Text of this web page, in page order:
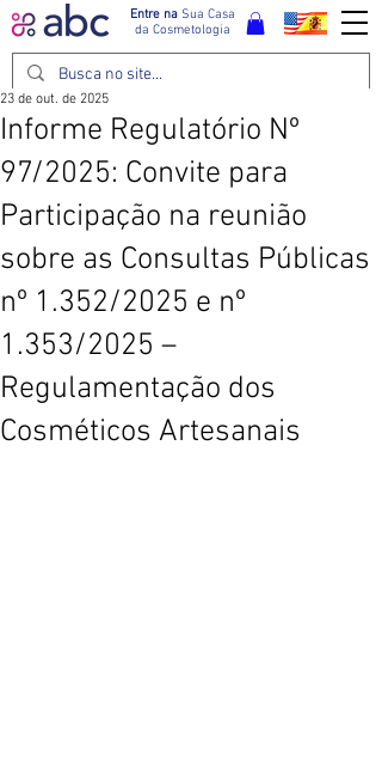
Entre naSua Casa
da Cosmetologia
Informe Regulatório Nº
97/2025: Convite para
Participação na reunião
sobre as Consultas Públicas
nº 1.352/2025 e nº
1.353/2025 –
Regulamentação dos
Cosméticos Artesanais
23 de out. de 2025